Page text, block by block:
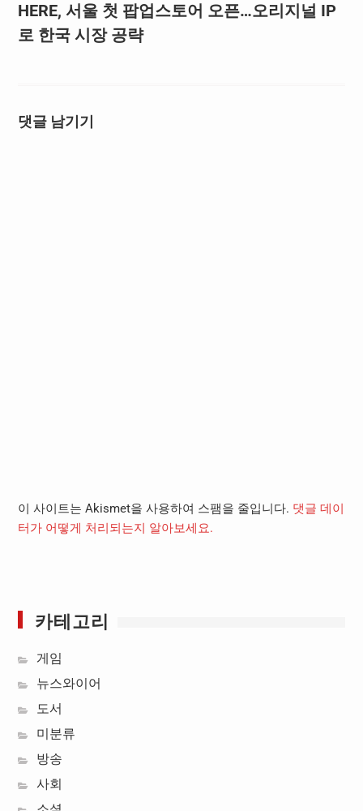
HERE, 서울 첫 팝업스토어 오픈…오리지널 IP
로 한국 시장 공략
댓글 남기기
이 사이트는 Akismet을 사용하여 스팸을 줄입니다. 댓글 데이
터가 어떻게 처리되는지 알아보세요.
카테고리
게임
뉴스와이어
도서
미분류
방송
사회